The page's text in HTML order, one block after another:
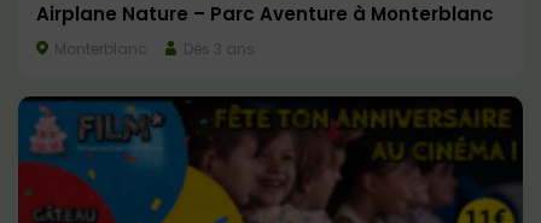
Airplane Nature – Parc Aventure à Monterblanc
Monterblanc Dès 3 ans